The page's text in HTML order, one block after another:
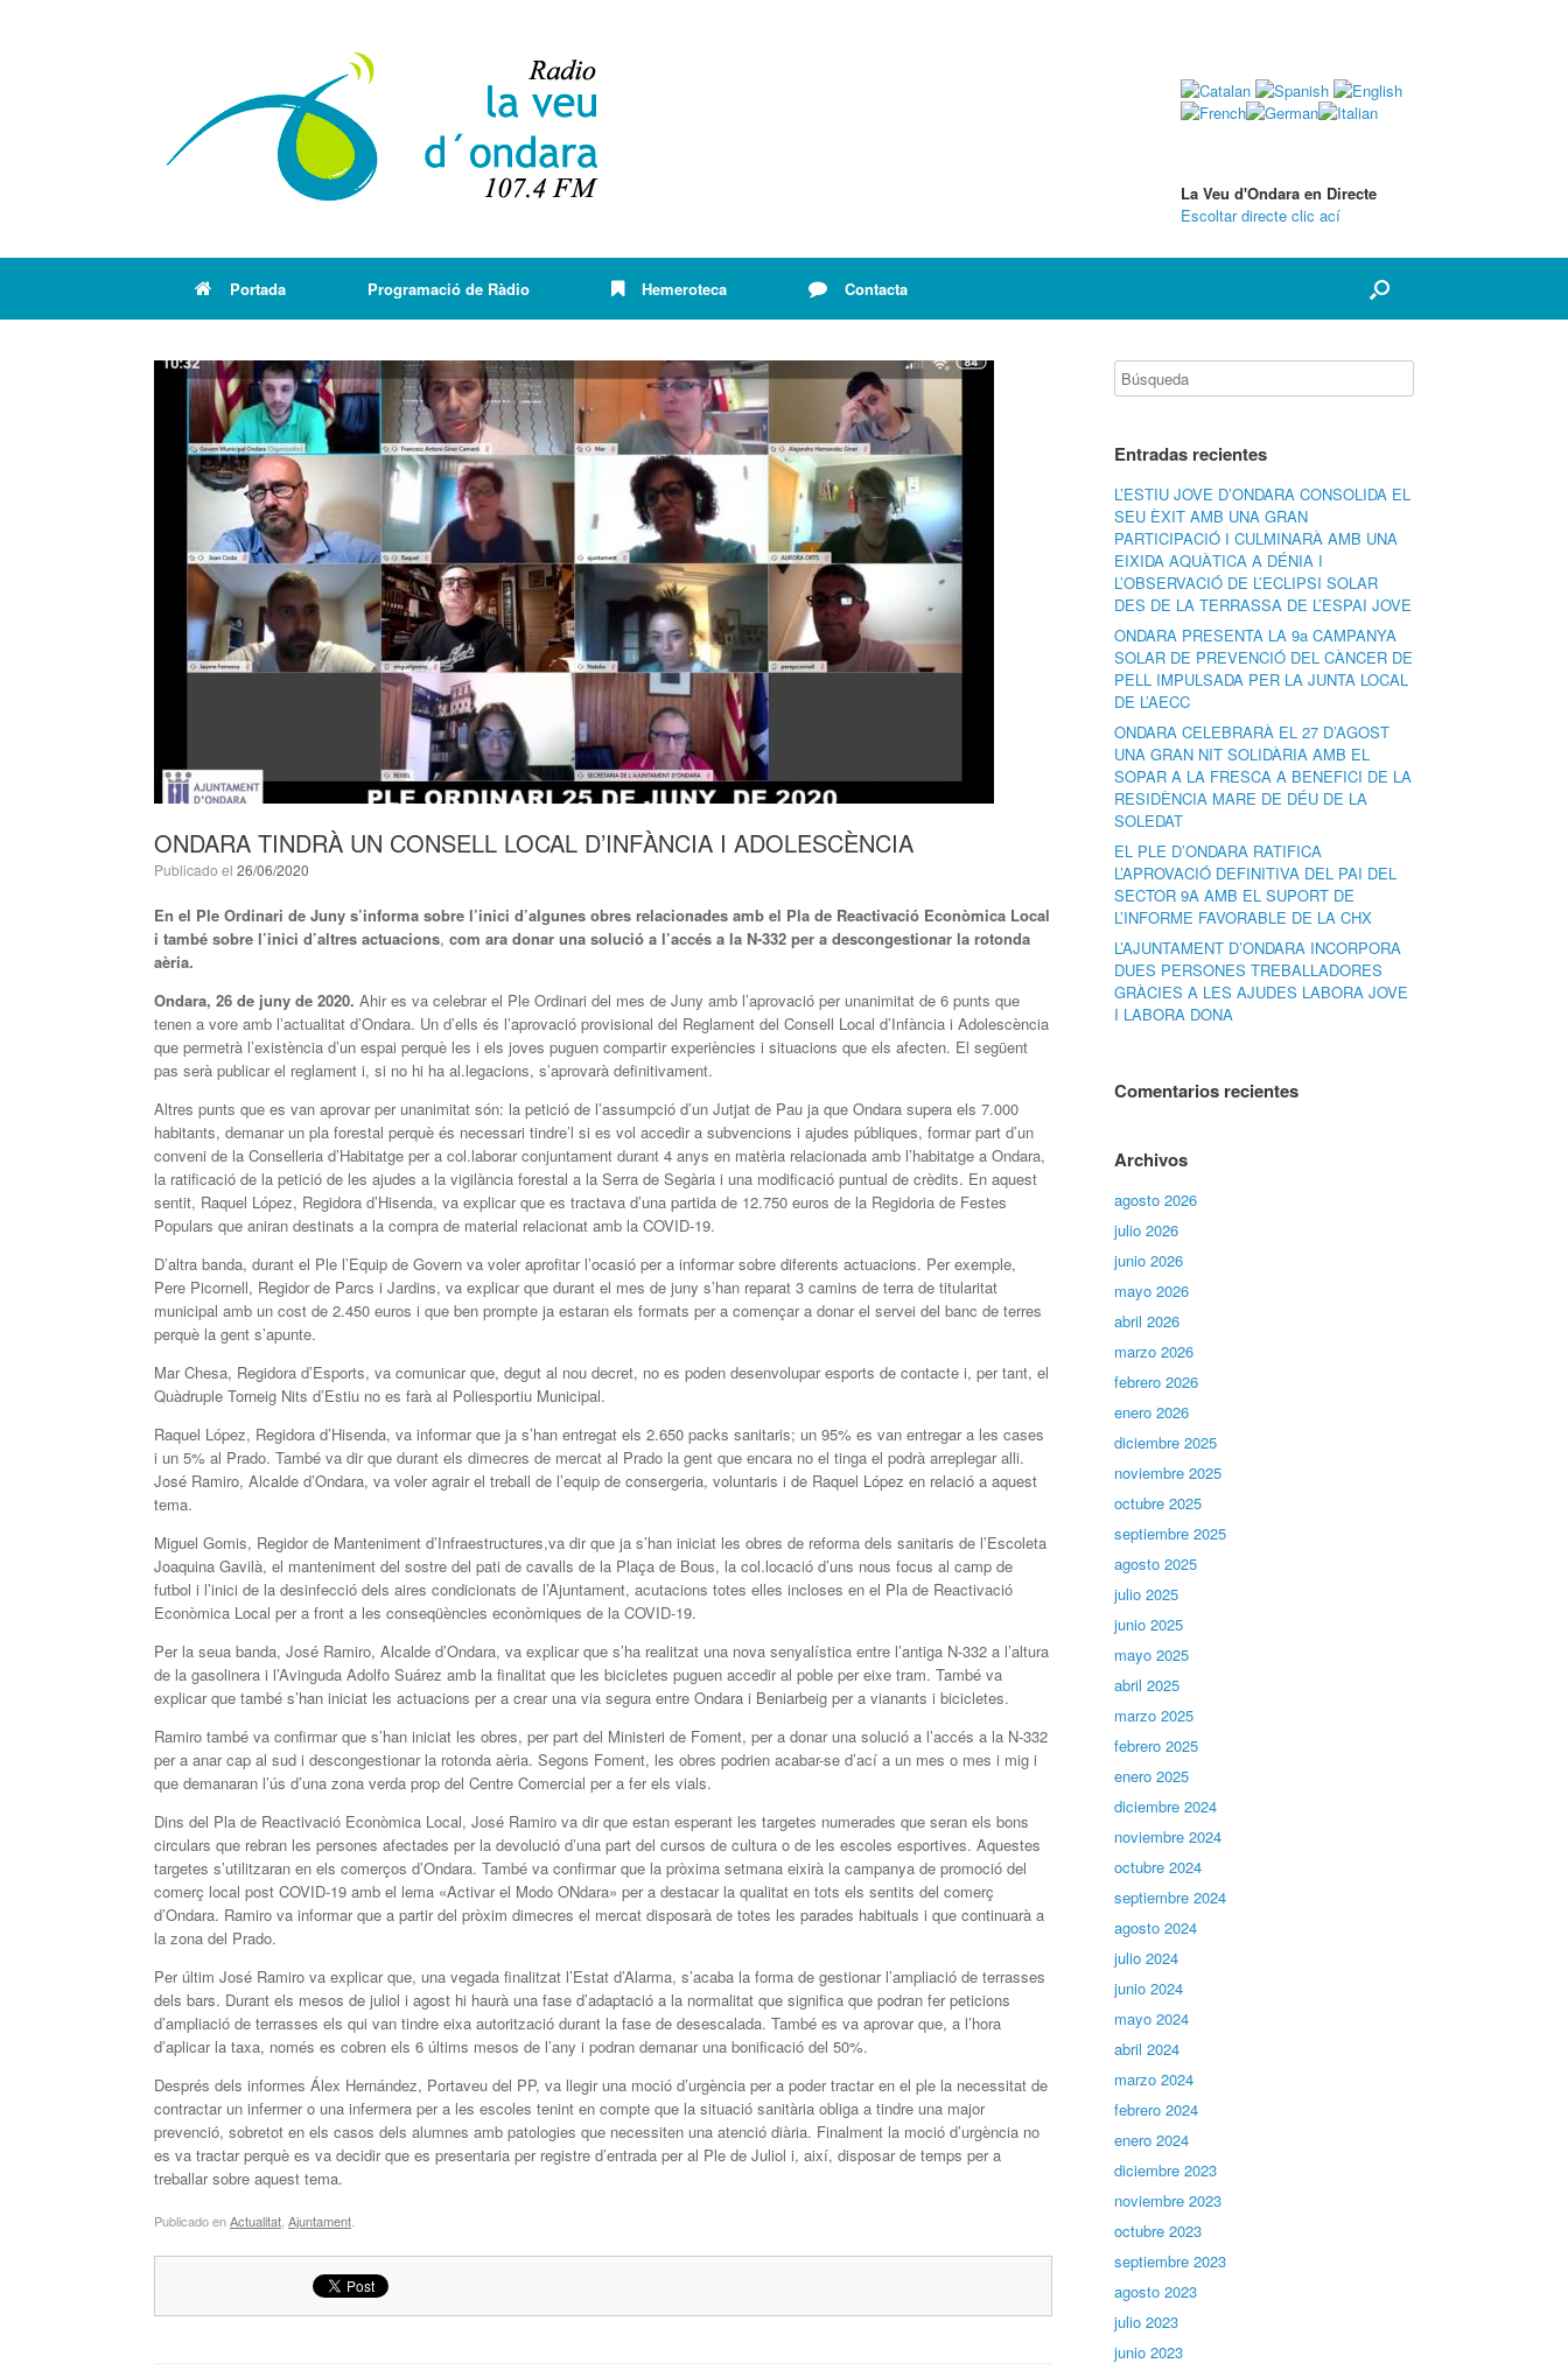
La Veu d'Ondara en Directe
Escoltar directe clic ací
Portada Programació de Ràdio Hemeroteca Contacta
ONDARA TINDRÀ UN CONSELL LOCAL D’INFÀNCIA I ADOLESCÈNCIA
Publicado el 26/06/2020
En el Ple Ordinari de Juny s’informa sobre l’inici d’algunes obres relacionades amb el Pla de Reactivació Econòmica Local
i també sobre l’inici d’altres actuacions, com ara donar una solució a l’accés a la N-332 per a descongestionar la rotonda
aèria.
Ondara, 26 de juny de 2020. Ahir es va celebrar el Ple Ordinari del mes de Juny amb l’aprovació per unanimitat de 6 punts que
tenen a vore amb l’actualitat d’Ondara. Un d’ells és l’aprovació provisional del Reglament del Consell Local d’Infància i Adolescència
que permetrà l’existència d’un espai perquè les i els joves puguen compartir experiències i situacions que els afecten. El següent
pas serà publicar el reglament i, si no hi ha al.legacions, s’aprovarà definitivament.
Altres punts que es van aprovar per unanimitat són: la petició de l’assumpció d’un Jutjat de Pau ja que Ondara supera els 7.000
habitants, demanar un pla forestal perquè és necessari tindre’l si es vol accedir a subvencions i ajudes públiques, formar part d’un
conveni de la Conselleria d’Habitatge per a col.laborar conjuntament durant 4 anys en matèria relacionada amb l’habitatge a Ondara,
la ratificació de la petició de les ajudes a la vigilància forestal a la Serra de Segària i una modificació puntual de crèdits. En aquest
sentit, Raquel López, Regidora d’Hisenda, va explicar que es tractava d’una partida de 12.750 euros de la Regidoria de Festes
Populars que aniran destinats a la compra de material relacionat amb la COVID-19.
D’altra banda, durant el Ple l’Equip de Govern va voler aprofitar l’ocasió per a informar sobre diferents actuacions. Per exemple,
Pere Picornell, Regidor de Parcs i Jardins, va explicar que durant el mes de juny s’han reparat 3 camins de terra de titularitat
municipal amb un cost de 2.450 euros i que ben prompte ja estaran els formats per a començar a donar el servei del banc de terres
perquè la gent s’apunte.
Mar Chesa, Regidora d’Esports, va comunicar que, degut al nou decret, no es poden desenvolupar esports de contacte i, per tant, el
Quàdruple Torneig Nits d’Estiu no es farà al Poliesportiu Municipal.
Raquel López, Regidora d’Hisenda, va informar que ja s’han entregat els 2.650 packs sanitaris; un 95% es van entregar a les cases
i un 5% al Prado. També va dir que durant els dimecres de mercat al Prado la gent que encara no el tinga el podrà arreplegar alli.
José Ramiro, Alcalde d’Ondara, va voler agrair el treball de l’equip de consergeria, voluntaris i de Raquel López en relació a aquest
tema.
Miguel Gomis, Regidor de Manteniment d’Infraestructures,va dir que ja s’han iniciat les obres de reforma dels sanitaris de l’Escoleta
Joaquina Gavilà, el manteniment del sostre del pati de cavalls de la Plaça de Bous, la col.locació d’uns nous focus al camp de
futbol i l’inici de la desinfecció dels aires condicionats de l’Ajuntament, acutacions totes elles incloses en el Pla de Reactivació
Econòmica Local per a front a les conseqüències econòmiques de la COVID-19.
Per la seua banda, José Ramiro, Alcalde d’Ondara, va explicar que s’ha realitzat una nova senyalística entre l’antiga N-332 a l’altura
de la gasolinera i l’Avinguda Adolfo Suárez amb la finalitat que les bicicletes puguen accedir al poble per eixe tram. També va
explicar que també s’han iniciat les actuacions per a crear una via segura entre Ondara i Beniarbeig per a vianants i bicicletes.
Ramiro també va confirmar que s’han iniciat les obres, per part del Ministeri de Foment, per a donar una solució a l’accés a la N-332
per a anar cap al sud i descongestionar la rotonda aèria. Segons Foment, les obres podrien acabar-se d’ací a un mes o mes i mig i
que demanaran l’ús d’una zona verda prop del Centre Comercial per a fer els vials.
Dins del Pla de Reactivació Econòmica Local, José Ramiro va dir que estan esperant les targetes numerades que seran els bons
circulars que rebran les persones afectades per la devolució d’una part del cursos de cultura o de les escoles esportives. Aquestes
targetes s’utilitzaran en els comerços d’Ondara. També va confirmar que la pròxima setmana eixirà la campanya de promoció del
comerç local post COVID-19 amb el lema «Activar el Modo ONdara» per a destacar la qualitat en tots els sentits del comerç
d’Ondara. Ramiro va informar que a partir del pròxim dimecres el mercat disposarà de totes les parades habituals i que continuarà a
la zona del Prado.
Per últim José Ramiro va explicar que, una vegada finalitzat l’Estat d’Alarma, s’acaba la forma de gestionar l’ampliació de terrasses
dels bars. Durant els mesos de juliol i agost hi haurà una fase d’adaptació a la normalitat que significa que podran fer peticions
d’ampliació de terrasses els qui van tindre eixa autorització durant la fase de desescalada. També es va aprovar que, a l’hora
d’aplicar la taxa, només es cobren els 6 últims mesos de l’any i podran demanar una bonificació del 50%.
Després dels informes Álex Hernández, Portaveu del PP, va llegir una moció d’urgència per a poder tractar en el ple la necessitat de
contractar un infermer o una infermera per a les escoles tenint en compte que la situació sanitària obliga a tindre una major
prevenció, sobretot en els casos dels alumnes amb patologies que necessiten una atenció diària. Finalment la moció d’urgència no
es va tractar perquè es va decidir que es presentaria per registre d’entrada per al Ple de Juliol i, així, disposar de temps per a
treballar sobre aquest tema.
Publicado enActualitat Ajuntament
Entradas recientes
L’ESTIU JOVE D’ONDARA CONSOLIDA EL
SEU ÈXIT AMB UNA GRAN
PARTICIPACIÓ I CULMINARÀ AMB UNA
EIXIDA AQUÀTICA A DÉNIA I
L’OBSERVACIÓ DE L’ECLIPSI SOLAR
DES DE LA TERRASSA DE L’ESPAI JOVE
ONDARA PRESENTA LA 9a CAMPANYA
SOLAR DE PREVENCIÓ DEL CÀNCER DE
PELL IMPULSADA PER LA JUNTA LOCAL
DE L’AECC
ONDARA CELEBRARÀ EL 27 D’AGOST
UNA GRAN NIT SOLIDÀRIA AMB EL
SOPAR A LA FRESCA A BENEFICI DE LA
RESIDÈNCIA MARE DE DÉU DE LA
SOLEDAT
EL PLE D’ONDARA RATIFICA
L’APROVACIÓ DEFINITIVA DEL PAI DEL
SECTOR 9A AMB EL SUPORT DE
L’INFORME FAVORABLE DE LA CHX
L’AJUNTAMENT D’ONDARA INCORPORA
DUES PERSONES TREBALLADORES
GRÀCIES A LES AJUDES LABORA JOVE
I LABORA DONA
Comentarios recientes
Archivos
agosto 2026
julio 2026
junio 2026
mayo 2026
abril 2026
marzo 2026
febrero 2026
enero 2026
diciembre 2025
noviembre 2025
octubre 2025
septiembre 2025
agosto 2025
julio 2025
junio 2025
mayo 2025
abril 2025
marzo 2025
febrero 2025
enero 2025
diciembre 2024
noviembre 2024
octubre 2024
septiembre 2024
agosto 2024
julio 2024
junio 2024
mayo 2024
abril 2024
marzo 2024
febrero 2024
enero 2024
diciembre 2023
noviembre 2023
octubre 2023
septiembre 2023
agosto 2023
julio 2023
junio 2023